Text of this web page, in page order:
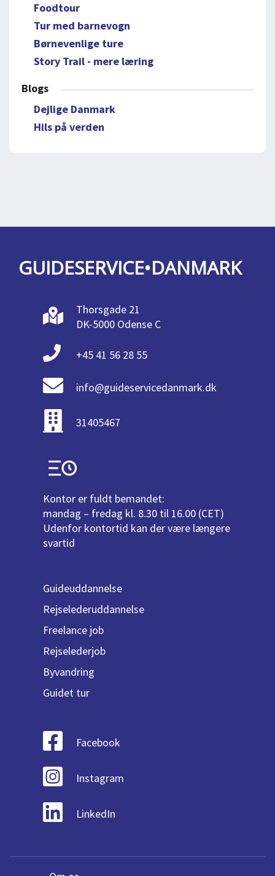
Foodtour
Tur med barnevogn
Børnevenlige ture
Story Trail - mere læring
Blogs
Dejlige Danmark
Hils på verden
GUIDESERVICE•DANMARK
Thorsgade 21
DK-5000 Odense C
+45 41 56 28 55
info@guideservicedanmark.dk
31405467
Kontor er fuldt bemandet:
mandag – fredag kl. 8.30 til 16.00 (CET)
Udenfor kontortid kan der være længere
svartid
Guideuddannelse
Rejselederuddannelse
Freelance job
Rejselederjob
Byvandring
Guidet tur
Facebook
Instagram
LinkedIn